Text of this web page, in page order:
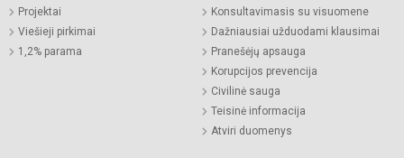
Projektai
Viešieji pirkimai
1,2% parama
Konsultavimasis su visuomene
Dažniausiai užduodami klausimai
Pranešėjų apsauga
Korupcijos prevencija
Civilinė sauga
Teisinė informacija
Atviri duomenys